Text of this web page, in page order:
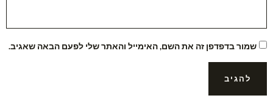
שמור בדפדפן זה את השם, האימייל והאתר שלי לפעם הבאה שאגיב.